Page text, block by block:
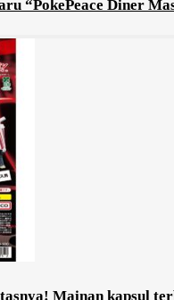
“PokePeace Diner
Mainan kapsul